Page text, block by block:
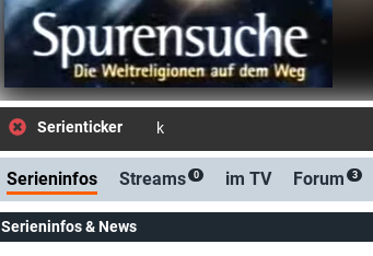
Serienticker kostenlose E-Mail-
Serieninfos Streams 0 im TV Forum 3
Serieninfos & News